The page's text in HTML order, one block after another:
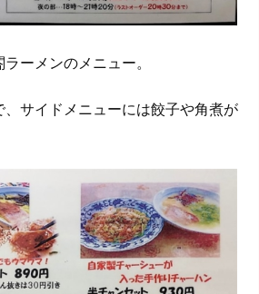
ーメンのメニュー。
サイドメニューには餃子や角煮が